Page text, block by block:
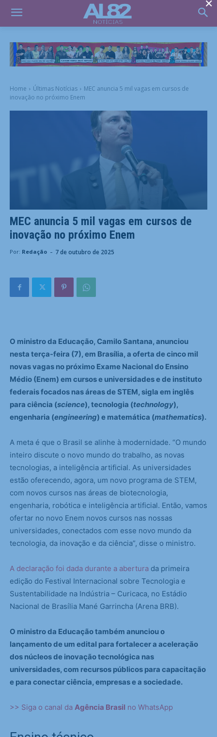
Home Últimas Notícias
MEC anuncia 5 mil vagas em cursos de
inovação no próximo Enem
MEC anuncia 5 mil vagas em cursos de
inovação no próximo Enem
Por: Redação - 7 de outubro de 2025
O ministro da Educação, Camilo Santana, anunciou
nesta terça-feira (7), em Brasília, a oferta de cinco mil
novas vagas no próximo Exame Nacional do Ensino
Médio (Enem) em cursos e universidades e de instituto
federais focados nas áreas de STEM, sigla em inglês
para ciência (science), tecnologia (technology),
engenharia (engineering) e matemática (mathematics).
A meta é que o Brasil se alinhe à modernidade. “O mundo
inteiro discute o novo mundo do trabalho, as novas
tecnologias, a inteligência artificial. As universidades
estão oferecendo, agora, um novo programa de STEM,
com novos cursos nas áreas de biotecnologia,
engenharia, robótica e inteligência artificial. Então, vamos
ofertar no novo Enem novos cursos nas nossas
universidades, conectados com esse novo mundo da
tecnologia, da inovação e da ciência”, disse o ministro.
A declaração foi dada durante a abertura da primeira
edição do Festival Internacional sobre Tecnologia e
Sustentabilidade na Indústria – Curicaca, no Estádio
Nacional de Brasília Mané Garrincha (Arena BRB).
O ministro da Educação também anunciou o
lançamento de um edital para fortalecer a aceleração
dos núcleos de inovação tecnológica nas
universidades, com recursos públicos para capacitação
e para conectar ciência, empresas e a sociedade.
>> Siga o canal da Agência Brasil no WhatsApp